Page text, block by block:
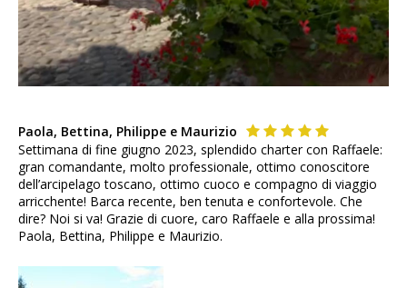
Paola, Bettina, Philippe e Maurizio
Settimana di fine giugno 2023, splendido charter con Raffaele:
gran comandante, molto professionale, ottimo conoscitore
dell’arcipelago toscano, ottimo cuoco e compagno di viaggio
arricchente! Barca recente, ben tenuta e confortevole. Che
dire? Noi si va! Grazie di cuore, caro Raffaele e alla prossima!
Paola, Bettina, Philippe e Maurizio.